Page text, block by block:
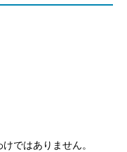
ではありません。